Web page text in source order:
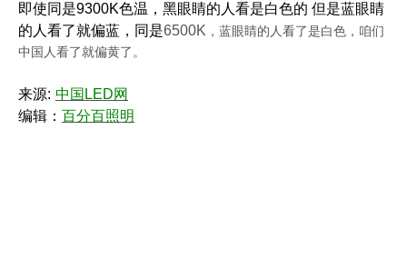
即使同是9300K色温，黑眼睛的人看是白色的 但是蓝眼睛
的人看了就偏蓝，同是6500K ，蓝眼睛的人看了是白色，咱们
中国人看了就偏黄了。
来源: 中国 LED网
编辑： 百分百照明